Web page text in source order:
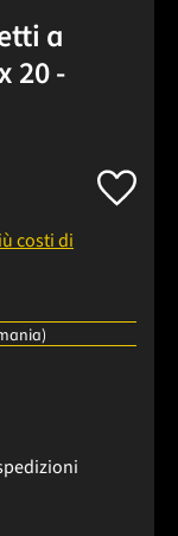
a
20 -
costi di